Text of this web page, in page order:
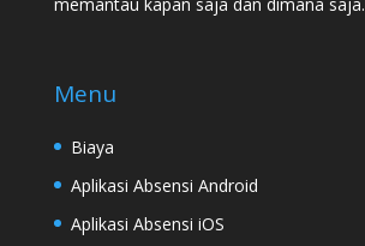
Menu
Biaya
Aplikasi Absensi Android
Aplikasi Absensi iOS